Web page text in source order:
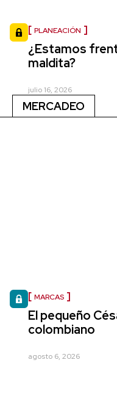
PLANEACIÓN
¿Estamos
maldita?
julio 16, 2026
MERCADEO
MARCAS
El pequeño
colombiano
agosto 6, 2026